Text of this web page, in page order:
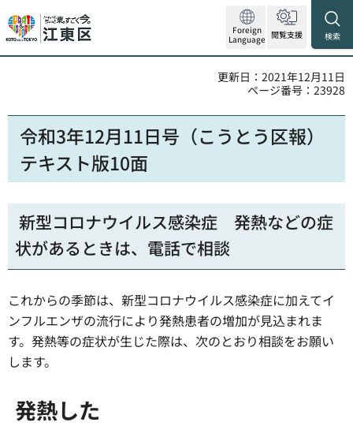
Foreign
Language 閲覧支援 検索
更新日：2021年12月11日
ページ番号：23928
令和3年12月11日号（こうとう区報）
テキスト版10面
新型コロナウイルス感染症 発熱などの症
状があるときは、電話で相談
これからの季節は、新型コロナウイルス感染症に加えてイ
ンフルエンザの流行により発熱患者の増加が見込まれま
す。発熱等の症状が生じた際は、次のとおり相談をお願い
します。
発熱した